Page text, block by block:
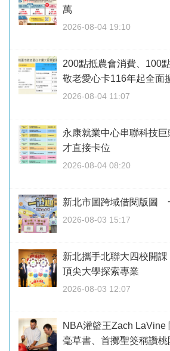
萬
2026-08-04 19:10
200點抵農會消費、100
敬老愛心卡116年起全面
2026-08-04 11:07
永康就業中心串聯科技
才直接卡位
2026-08-04 08:20
新北市圖跨域借閱版圖
2026-08-03 15:17
新北攜手北聯大四校開
頂尖大學探索專業
2026-08-03 12:07
NBA灌籃王Zach
毫草書、首擲聖筊稱讚